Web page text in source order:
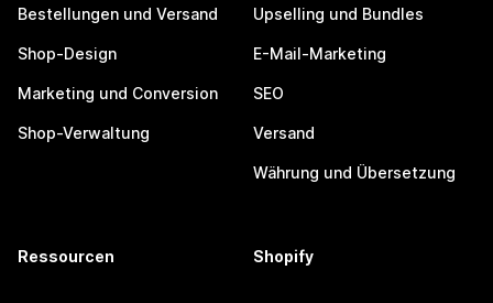
Bestellungen und Versand
Shop-Design
Marketing und Conversion
Shop-Verwaltung
Upselling und Bundles
E-Mail-Marketing
SEO
Versand
Währung und Übersetzung
Ressourcen Shopify